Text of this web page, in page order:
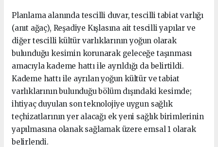
Planlama alanında tescilli duvar, tescilli tabiat varlığı
(anıt ağaç), Reşadiye Kışlasına ait tescilli yapılar ve
diğer tescilli kültür varlıklarının yoğun olarak
bulunduğu kesimin korunarak geleceğe taşınması
amacıyla kademe hattı ile ayrıldığı da belirtildi.
Kademe hattı ile ayrılan yoğun kültür ve tabiat
varlıklarının bulunduğu bölüm dışındaki kesimde;
ihtiyaç duyulan son teknolojiye uygun sağlık
teçhizatlarının yer alacağı ek yeni sağlık birimlerinin
yapılmasına olanak sağlamak üzere emsal 1 olarak
belirlendi.